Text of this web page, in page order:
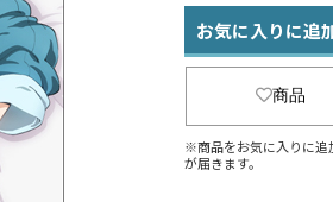
お気に入りに追
商品
※商品をお気に入りに追
が届きます。